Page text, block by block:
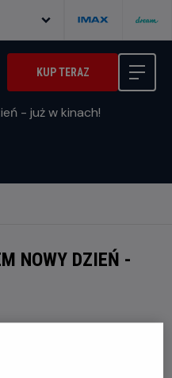
KUP TERAZ
NOWY DZIEŃ -
wyczekiwaną